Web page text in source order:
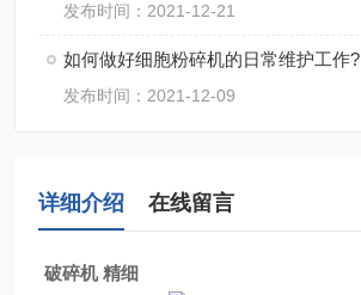
发布时间：2021-12-21
如何做好细胞粉碎机的日常维护工作?
发布时间：2021-12-09
详细介绍 在线留言
破碎机 精细